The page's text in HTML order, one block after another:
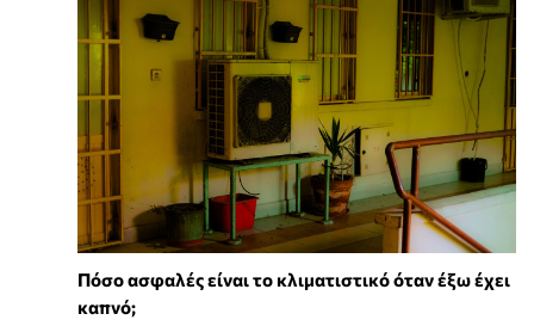
Πόσο ασφαλές είναι το κλιματιστικό όταν έξω έχει
καπνό;